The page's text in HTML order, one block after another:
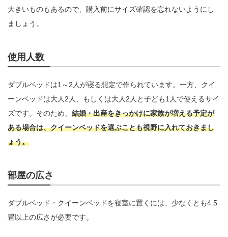
大きいものもあるので、購入前にサイズ確認を忘れないようにし
ましょう。
使用人数
ダブルベッドは1～2人が寝る想定で作られています。一方、クイ
ーンベッドは大人2人、もしくは大人2人と子ども1人で使えるサイ
ズです。そのため、 結婚・出産をきっかけに家族が増える予定が
ある場合は、クイーンベッドを選ぶことも視野に入れておきまし
ょう。
部屋の広さ
ダブルベッド・クイーンベッドを寝室に置くには、少なくとも4.5
畳以上の広さが必要です。